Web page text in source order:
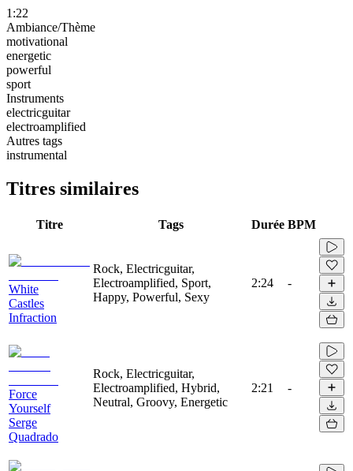
1:22
Ambiance/Thème
motivational
energetic
powerful
sport
Instruments
electricguitar
electroamplified
Autres tags
instrumental
Titres similaires
Titre Tags Durée BPM
White
Castles
Infraction
Rock, Electricguitar,
Electroamplified, Sport,
Happy, Powerful, Sexy
2:24 -
Force
Yourself
Serge
Quadrado
Rock, Electricguitar,
Electroamplified, Hybrid,
Neutral, Groovy, Energetic
2:21 -